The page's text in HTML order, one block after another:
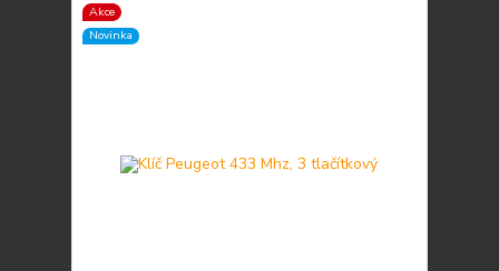
Akce
Novinka